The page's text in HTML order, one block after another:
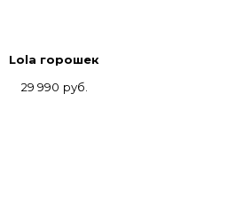
Lola горошек
29 990 руб.